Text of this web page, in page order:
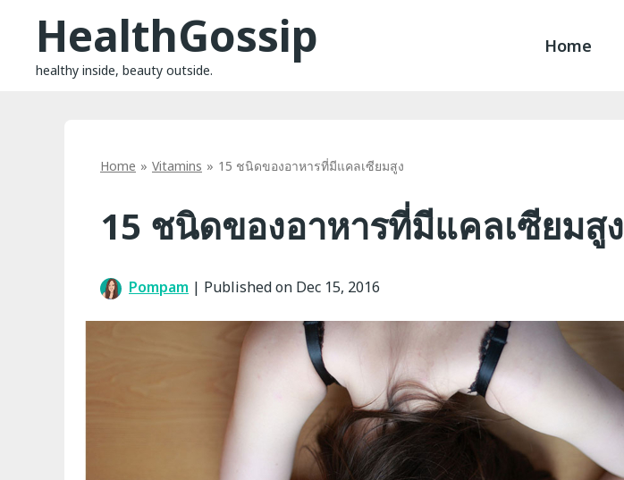
contentHealthGossip
healthy inside, beauty outside.
Home
Home Vitamins 15 ชนิดของอาหารที่มีแคลเซียมสูง
15 ชนิดของอาหารที่มีแคลเซียมสูง
Pompam | Published on Dec 15, 2016